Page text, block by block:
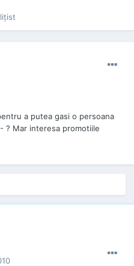
a putea gasi o persoana
? Mar interesa promotiile